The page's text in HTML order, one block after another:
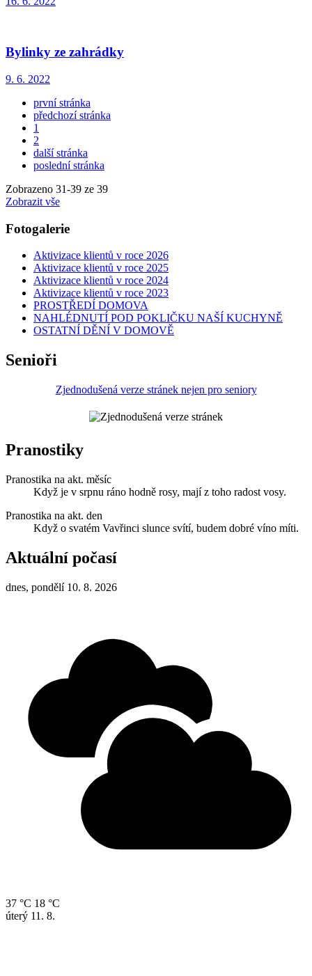
Bylinky ze zahrádky
9. 6. 2022
první stránka
předchozí stránka
1
2
další stránka
poslední stránka
Zobrazeno 31-39 ze 39
Zobrazit vše
Fotogalerie
Aktivizace klientů v roce 2026
Aktivizace klientů v roce 2025
Aktivizace klientů v roce 2024
Aktivizace klientů v roce 2023
PROSTŘEDÍ DOMOVA
NAHLÉDNUTÍ POD POKLIČKU NAŠÍ KUCHYNĚ
OSTATNÍ DĚNÍ V DOMOVĚ
Senioři
Zjednodušená verze stránek nejen pro seniory
Pranostiky
Pranostika na akt. měsíc
Když je v srpnu ráno hodně rosy, mají z toho radost vosy.
Pranostika na akt. den
Když o svatém Vavřinci slunce svítí, budem dobré víno míti.
Aktuální počasí
dnes, pondělí 10. 8. 2026
37 °C 18 °C
úterý 11. 8.